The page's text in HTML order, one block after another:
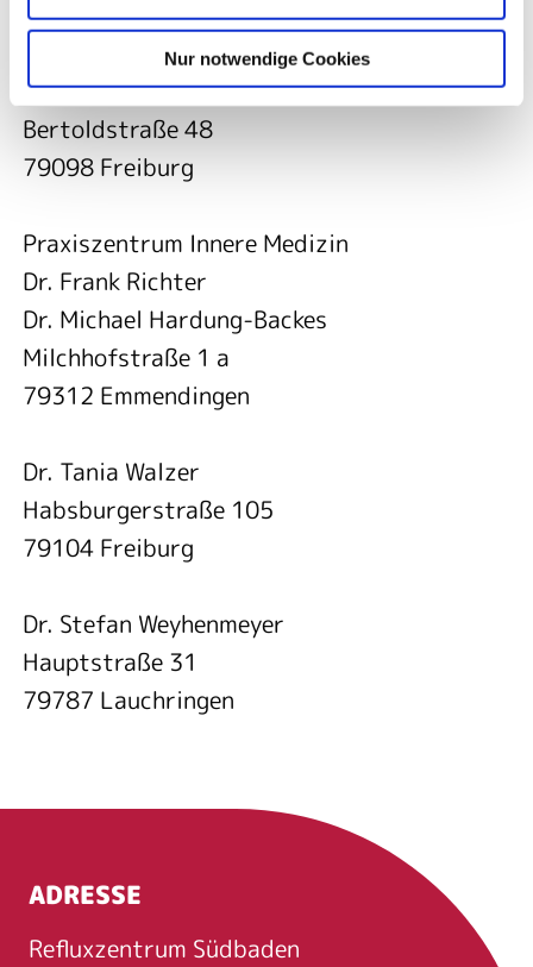
Nur notwendige Cookies
Dr. Volker Siegerstetter
Dr. Konrad Laule
Dr. Magnus Zehner
Bertoldstraße 48
79098 Freiburg
Praxiszentrum Innere Medizin
Dr. Frank Richter
Dr. Michael Hardung-Backes
Milchhofstraße 1 a
79312 Emmendingen
Dr. Tania Walzer
Habsburgerstraße 105
79104 Freiburg
Dr. Stefan Weyhenmeyer
Hauptstraße 31
79787 Lauchringen
ADRESSE
Refluxzentrum Südbaden